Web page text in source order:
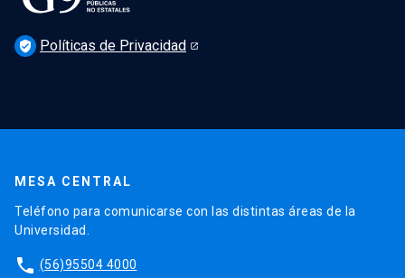
verified_user Políticas de Privacidad
MESA CENTRAL
Teléfono para comunicarse con las distintas áreas de la
Universidad.
phone (56)95504 4000